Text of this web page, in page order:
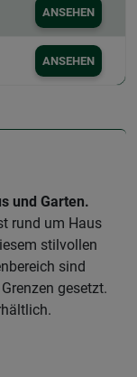
ANSEHEN
ANSEHEN
und Garten.
rund um Haus
stilvollen
sind
gesetzt.